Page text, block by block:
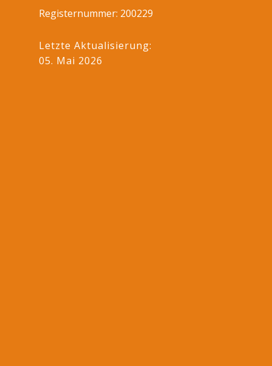
Registernummer: 200229
Letzte Aktualisierung:
05. Mai 2026